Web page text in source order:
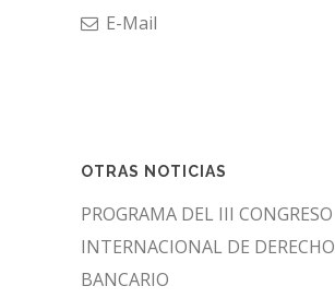
E-Mail
OTRAS NOTICIAS
PROGRAMA DEL III CONGRESO
INTERNACIONAL DE DERECHO
BANCARIO